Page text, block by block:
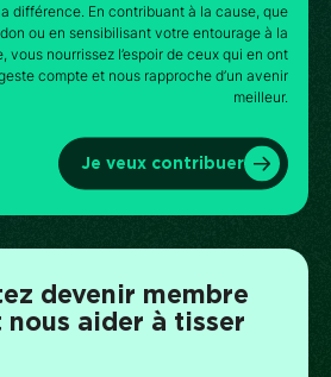
différence. En contribuant à la cause, que
ou en sensibilisant votre entourage à la
vous nourrissez l’espoir de ceux qui en ont
compte et nous rapproche d’un avenir
meilleur.
Je veux contribuer
devenir membre
nous aider à tisser